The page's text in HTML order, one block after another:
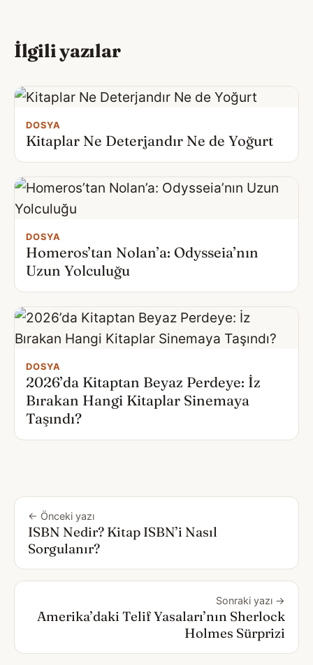
İlgili yazılar
DOSYA
Kitaplar Ne Deterjandır Ne de Yoğurt
DOSYA
Homeros’tan Nolan’a: Odysseia’nın
Uzun Yolculuğu
DOSYA
2026’da Kitaptan Beyaz Perdeye: İz
Bırakan Hangi Kitaplar Sinemaya
Taşındı?
← Önceki yazı
ISBN Nedir? Kitap ISBN’i Nasıl
Sorgulanır?
Sonraki yazı →
Amerika’daki Telif Yasaları’nın Sherlock
Holmes Sürprizi